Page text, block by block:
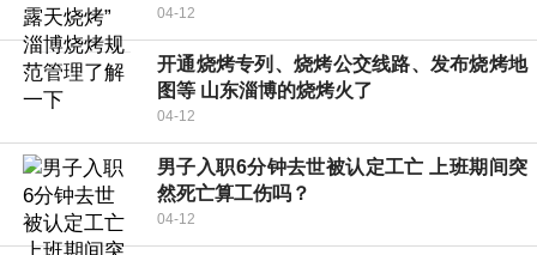
04-12
开通烧烤专列、烧烤公交线路、发布烧烤地
图等 山东淄博的烧烤火了
04-12
男子入职6分钟去世被认定工亡 上班期间突
然死亡算工伤吗？
04-12